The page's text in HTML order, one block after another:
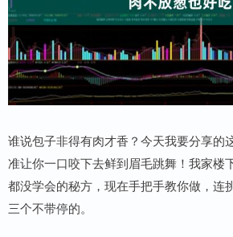
谁说包子非得有肉才香？今天我要分享的
准让你一口咬下去鲜到眉毛跳舞！我家楼
都没学会的秘方，现在手把手教你做，连
三个不带停的。